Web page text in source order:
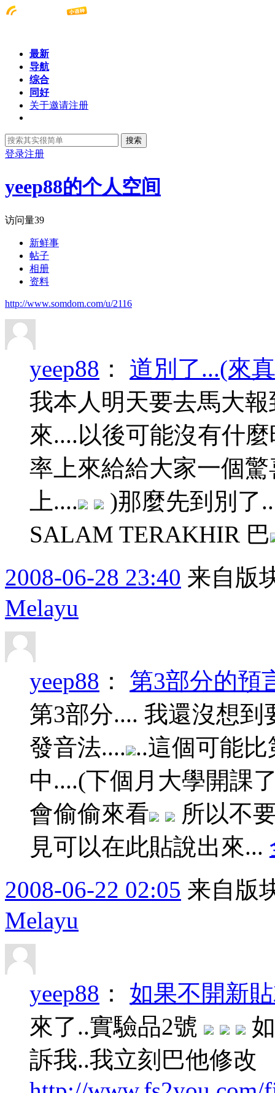
最新
导航
综合
同好
关于邀请注册
搜索
登录注册
yeep88的个人空间
访问量39
新鲜事
帖子
相册
资料
http://www.somdom.com/u/2116
yeep88 ： 道別了...(來
我本人明天要去馬大
來....以後可能沒有什
率上來給給大家一個
上....
)那麼先到別了
SALAM TERAKHIR 巴
2008-06-28 23:40 来自版
Melayu
yeep88 ： 第3部分的預
第3部分.... 我還沒想到
發音法.... ..這個可能
中....(下個月大學開課
會偷偷來看
所以不
見可以在此貼說出來...
2008-06-22 02:05 来自版
Melayu
yeep88 ： 如果不開新
來了..實驗品2號
訴我..我立刻巴他修改